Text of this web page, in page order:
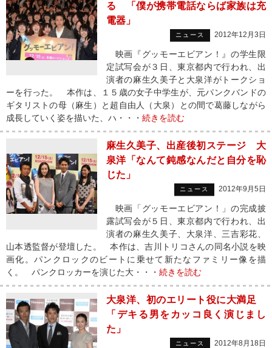
る 「僕が携帯電話ならば家族は充
電器」
ニュース 2012年12月3日
映画『グッモーエビアン！』の学生限
定試写会が３日、東京都内で行われ、出
演者の麻生久美子と大泉洋がトークショ
ーを行った。 本作は、１５歳の女子中学生が、元パンクバンドの
ギタリストの母（麻生）と超自由人（大泉）との間で葛藤しながら
成長していく姿を描いた、ハ・・・ 続きを読む
麻生久美子、出産後初ステージ 大
泉洋「なんて鈍感なんだと自分を恥
じた」
ニュース 2012年9月5日
映画「グッモーエビアン！」の完成披
露試写会が５日、東京都内で行われ、出
演者の麻生久美子、大泉洋、三吉彩花、
山本透監督が登壇した。 本作は、吉川トリコさんの同名小説を映
画化。パンクロックのビートに乗せて新たなファミリー像を描
く。 パンクロッカーを演じた大・・・ 続きを読む
大泉洋、初のエリート役に大満足
「デキる男をカッコ良く演じまし
た」
ニュース 2012年8月18日